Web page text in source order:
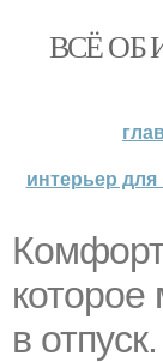
ВСЁ ОБ
интерьер
которое
в отпуск.